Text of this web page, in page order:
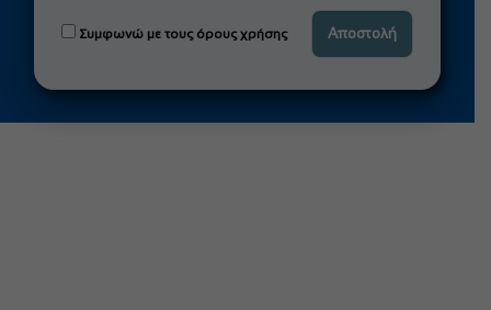
Συμφωνώ με τους όρους χρήσης